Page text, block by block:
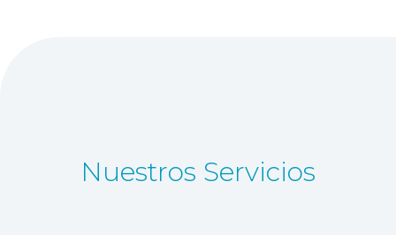
Nuestros Servicios